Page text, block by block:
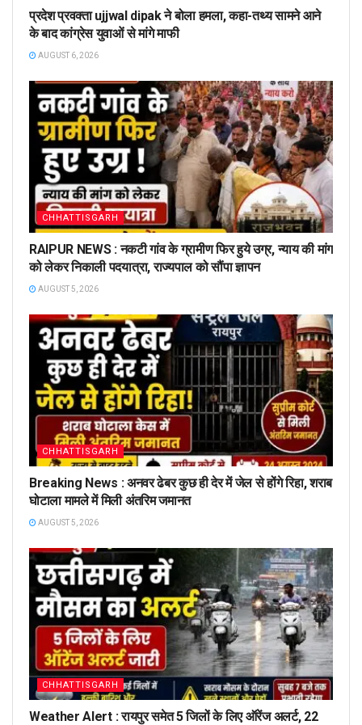
प्रदेश प्रवक्ता ujjwal dipak ने बोला हमला, कहा-तथ्य सामने आने
के बाद कांग्रेस युवाओं से मांगे माफी
AUGUST 6, 2026
CHHATTISGARH
RAIPUR NEWS : नकटी गांव के ग्रामीण फिर हुये उग्र, न्याय की मांग
को लेकर निकाली पदयात्रा, राज्यपाल को सौंपा ज्ञापन
AUGUST 5, 2026
CHHATTISGARH
Breaking News : अनवर ढेबर कुछ ही देर में जेल से होंगे रिहा, शराब
घोटाला मामले में मिली अंतरिम जमानत
AUGUST 5, 2026
CHHATTISGARH
Weather Alert : रायपुर समेत 5 जिलों के लिए ऑरेंज अलर्ट, 22